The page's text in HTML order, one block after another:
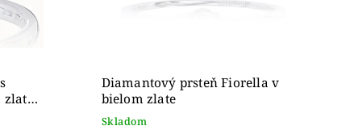
zlate
Diamantový prsteň Fiorella v
bielom zlate
Skladom